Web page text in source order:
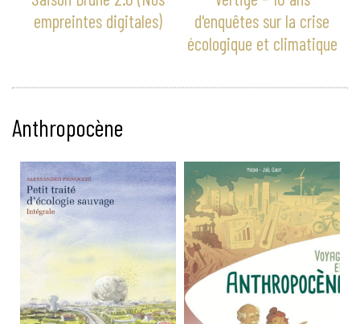
empreintes digitales)
d'enquêtes sur la crise
écologique et climatique
Anthropocène